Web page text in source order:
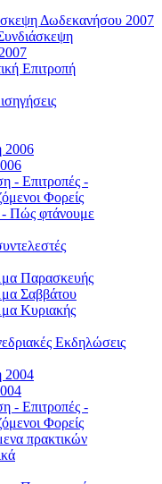
Δωδεκανήσου 2007
Επιτροπή
2006
- Επιτροπές -
Φορείς
Πώς φτάνουμε
Παρασκευής
Σαββάτου
Κυριακής
Εκδηλώσεις
2004
- Επιτροπές -
Φορείς
πρακτικών